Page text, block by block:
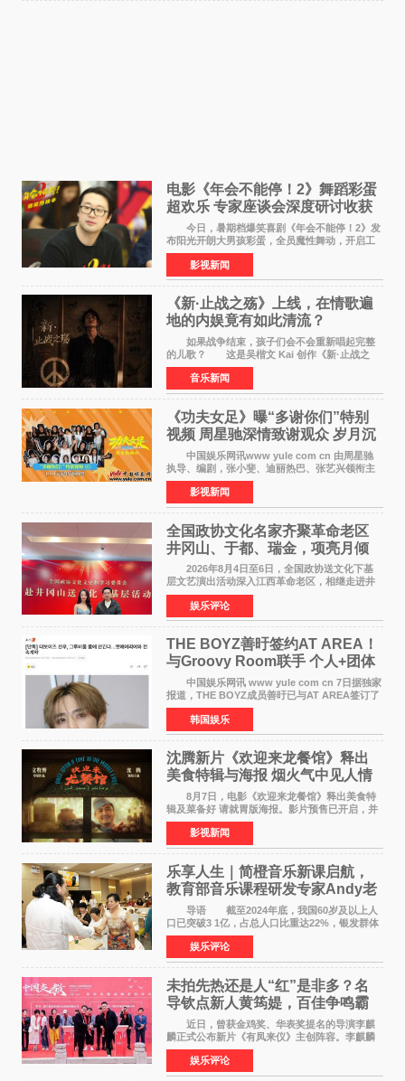
电影《年会不能停！2》舞蹈彩蛋
超欢乐 专家座谈会深度研讨收获
满满
今日，暑期档爆笑喜剧《年会不能停！2》发
布阳光开朗大男孩彩蛋，全员魔性舞动，开启工
位狂欢模式。影片于昨日同步举办专家座谈会，
导演董润年、总制片人应萝佳出席现场，与一众
业内、学界专家
影视新闻
《新·止战之殇》上线，在情歌遍
地的内娱竟有如此清流？
如果战争结束，孩子们会不会重新唱起完整
的儿歌？ 这是吴楷文 Kai 创作《新·止战之
殇》时最初的想法。 从伊朗相关冲突引发的
地区局势，到世界各地仍在发生的动荡与不安，
战争从来不只
音乐新闻
《功夫女足》曝“多谢你们”特别
视频 周星驰深情致谢观众 岁月沉
淀不灭初心
中国娱乐网讯www yule com cn 由周星驰
执导、编剧，张小斐、迪丽热巴、张艺兴领衔主
演，刘嘉玲、佐藤健特别出演，艾米、雪野、蔡
思贝、胡予安、倪好特别介绍的喜剧电影《功夫
女足》释出多谢你
影视新闻
全国政协文化名家齐聚革命老区
井冈山、于都、瑞金，项亮月倾
情献唱《桃花谣》致敬红色沃土
2026年8月4日至6日，全国政协送文化下基
层文艺演出活动深入江西革命老区，相继走进井
冈山、于都长征出发地、瑞金三地。由全国政协
文化文史和学习委员会副主任、甘肃省政协原主
席欧阳坚率团，一
娱乐评论
THE BOYZ善旴签约AT AREA！
与Groovy Room联手 个人+团体
活动并行
中国娱乐网讯 www yule com cn 7日据独家
报道，THE BOYZ成员善旴已与AT AREA签订了
专属合约。AT AREA是由知名制作人组合
Groovy Room创立的hip-hop厂牌，旗下拥有多
位实力派音乐人，在韩
韩国娱乐
沈腾新片《欢迎来龙餐馆》释出
美食特辑与海报 烟火气中见人情
温暖
8月7日，电影《欢迎来龙餐馆》释出美食特
辑及菜备好 请就胃版海报。影片预售已开启，并
将于8月8日至10日14:00-21:00举行全国超前点
映。电影《欢迎来龙餐馆》作为战争美食喜剧大
片，讲述了中国
影视新闻
乐享人生｜简橙音乐新课启航，
教育部音乐课程研发专家Andy老
师重磅入驻领航银龄琴声
导语 截至2024年底，我国60岁及以上人
口已突破3 1亿，占总人口比重达22%，银发群体
的精神文化需求日益凸显。2024年1月，国务院办
公厅印发《关于发展银发经济增进老年人福祉的
意见》——这是
娱乐评论
未拍先热还是人“红”是非多？名
导钦点新人黄筠媞，百佳争鸣霸
气回应
近日，曾获金鸡奖、华表奖提名的导演李麒
麟正式公布新片《有凤来仪》主创阵容。李麒麟
早年凭电影《华容道》获得金鸡奖、华表奖提
名，此后长期参与国内外电影制作，其担任制片
人参与的作品亦曾
娱乐评论